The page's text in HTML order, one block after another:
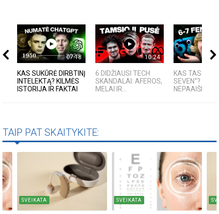
07:18
KAS SUKŪRĖ DIRBTINĮ
INTELEKTĄ? KILMĖS
ISTORIJA IR FAKTAI
10:24
6 DIDŽIAUSI TECH
SKANDALAI: AFEROS,
MELAI IR...
KAS TAS „SIX-
SEVEN“?
TAIP PAT SKAITYKITE:
SVEIKATA SVEIKATA